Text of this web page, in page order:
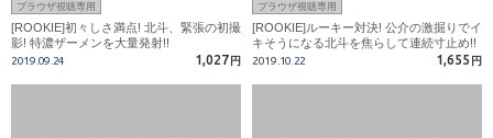
ブラウザ視聴専用
[ROOKIE]初々しさ満点! 北斗、緊張の初撮
影! 特濃ザーメンを大量発射!!
2019.09.24 1,027 円
ブラウザ視聴専用
[ROOKIE]ルーキー対決! 公介の激掘りでイ
キそうになる北斗を焦らして連続寸止め!!
2019.10.22 1,655 円